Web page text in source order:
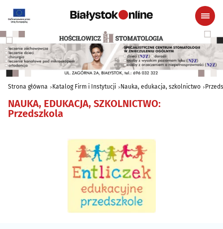
Strona główna Katalog Firm i Instytucji Nauka, edukacja, szkolnictwo
NAUKA, EDUKACJA, SZKOLNICTWO:
Przedszkola